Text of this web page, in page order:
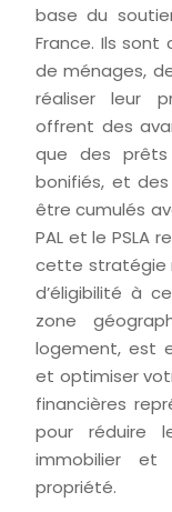
base du
France. Ils
de ménages,
réaliser leur
offrent des
que des
bonifiés, et
être cumulés
PAL et le PSLA
cette stratégie
d’éligibilité à
zone
logement, est
et optimiser
financières
pour réduire
immobilier
propriété.